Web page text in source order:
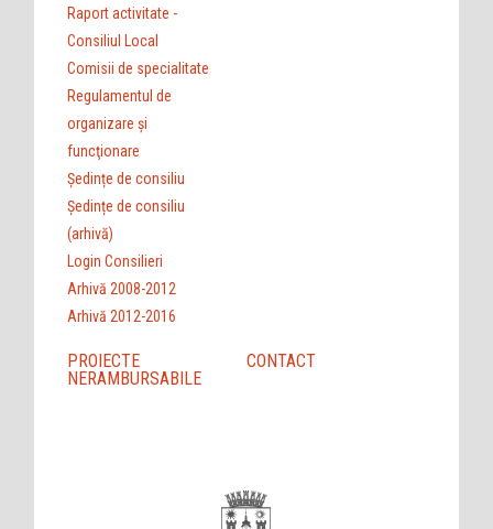
Raport activitate -
Consiliul Local
Comisii de specialitate
Regulamentul de
organizare şi
funcţionare
Ședințe de consiliu
Ședințe de consiliu
(arhivă)
Login Consilieri
Arhivă 2008-2012
Arhivă 2012-2016
PROIECTE
NERAMBURSABILE
CONTACT